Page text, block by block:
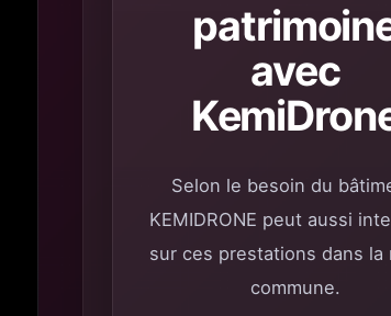
avec
Selon le besoin du
KEMIDRONE peut aussi
sur ces prestations dans la
commune.